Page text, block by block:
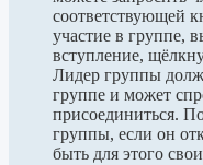
соответствующей
участие в группе,
вступление,
Лидер группы
группе и может
присоединиться.
группы, если он
быть для этого